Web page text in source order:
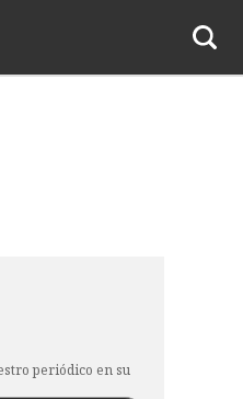
periódico en su